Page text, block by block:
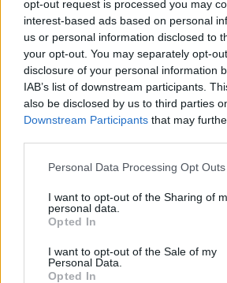
opt-out request is processed you may
interest-based ads based on personal
us or personal information disclosed to
your opt-out. You may separately opt-
disclosure of your personal information
IAB’s list of downstream participants.
also be disclosed by us to third parties
Downstream Participants that may
Personal Data Processing Opt Outs
I want to opt-out of the Sharing of
personal data.
Opted In
I want to opt-out of the Sale of my
Personal Data.
Opted In
lissy_kind
Lebende Forenlegende
Eiscreme....F
10 Mai 2026
Petronella18
Ausnahmetalent
Frikadelle....G